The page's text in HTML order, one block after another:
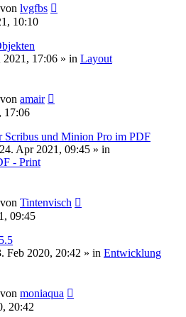
von lvgfbs
10:10
2021, 17:06 » in Layout
von amair
17:06
Scribus und Minion Pro im PDF
Apr 2021, 09:45 » in
- Print
von Tintenvisch
09:45
Feb 2020, 20:42 » in Entwicklung
von moniaqua
20:42